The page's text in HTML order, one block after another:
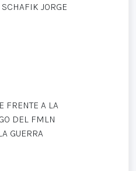
JORGE
FRENTE A LA
DEL FMLN
GUERRA